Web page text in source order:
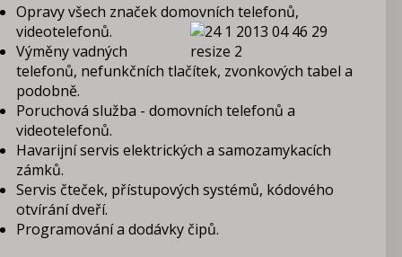
Opravy všech značek domovních telefonů,
videotelefonů.
Výměny vadných
telefonů, nefunkčních tlačítek, zvonkových tabel a
podobně.
Poruchová služba - domovních telefonů a
videotelefonů.
Havarijní servis elektrických a samozamykacích
zámků.
Servis čteček, přístupových systémů, kódového
otvírání dveří.
Programování a dodávky čipů.